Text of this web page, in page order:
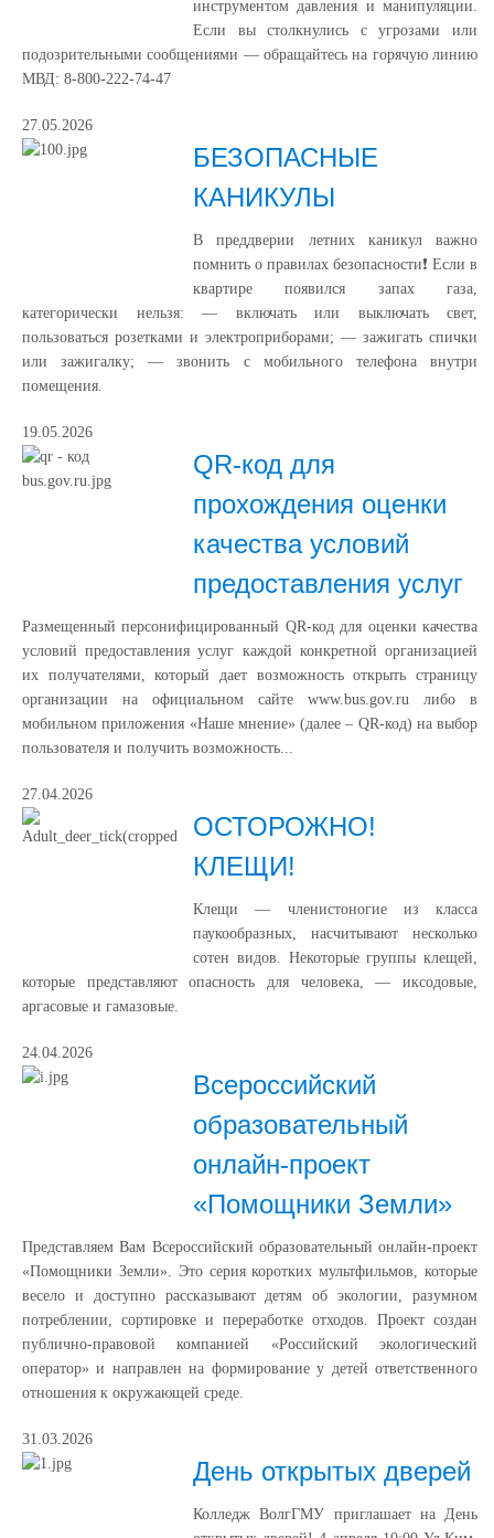
инструментом давления и манипуляции.
Если вы столкнулись с угрозами или
подозрительными сообщениями — обращайтесь на горячую линию
МВД: 8-800-222-74-47
27.05.2026
БЕЗОПАСНЫЕ
КАНИКУЛЫ
В преддверии летних каникул важно
помнить о правилах безопасности❗️ Если в
квартире появился запах газа,
категорически нельзя: — включать или выключать свет,
пользоваться розетками и электроприборами; — зажигать спички
или зажигалку; — звонить с мобильного телефона внутри
помещения.
19.05.2026
QR-код для
прохождения оценки
качества условий
предоставления услуг
Размещенный персонифицированный QR-код для оценки качества
условий предоставления услуг каждой конкретной организацией
их получателями, который дает возможность открыть страницу
организации на официальном сайте www.bus.gov.ru либо в
мобильном приложения «Наше мнение» (далее – QR-код) на выбор
пользователя и получить возможность...
27.04.2026
ОСТОРОЖНО!
КЛЕЩИ!
Клещи — членистоногие из класса
паукообразных, насчитывают несколько
сотен видов. Некоторые группы клещей,
которые представляют опасность для человека, — иксодовые,
аргасовые и гамазовые.
24.04.2026
Всероссийский
образовательный
онлайн-проект
«Помощники Земли»
Представляем Вам Всероссийский образовательный онлайн-проект
«Помощники Земли». Это серия коротких мультфильмов, которые
весело и доступно рассказывают детям об экологии, разумном
потреблении, сортировке и переработке отходов. Проект создан
публично-правовой компанией «Российский экологический
оператор» и направлен на формирование у детей ответственного
отношения к окружающей среде.
31.03.2026
День открытых дверей
Колледж ВолгГМУ приглашает на День